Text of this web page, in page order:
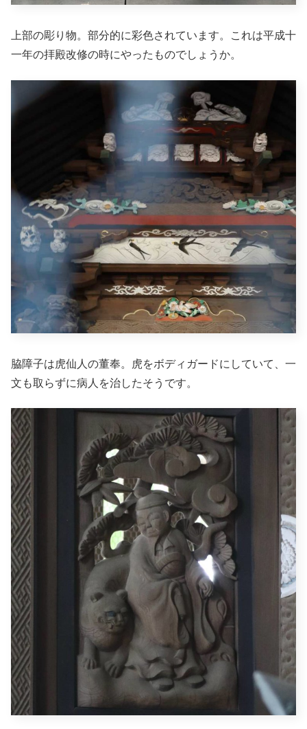
上部の彫り物。部分的に彩色されています。これは平成十
一年の拝殿改修の時にやったものでしょうか。
脇障子は虎仙人の董奉。虎をボディガードにしていて、一
文も取らずに病人を治したそうです。